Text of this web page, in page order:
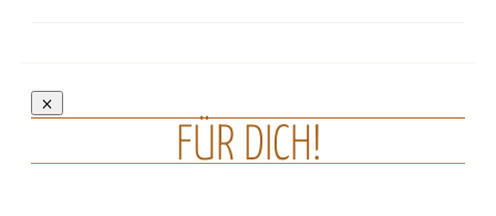
FÜR DICH!